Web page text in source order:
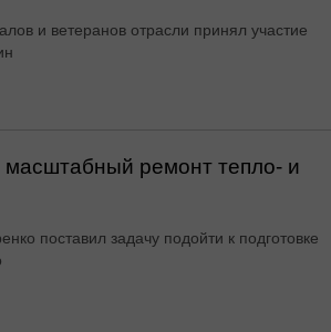
и ветеранов отрасли принял участие
масштабный ремонт тепло- и
поставил задачу подойти к подготовке